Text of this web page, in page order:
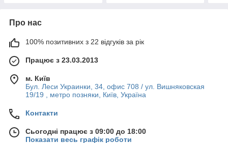
Про нас
100% позитивних з 22 відгуків за рік
Працює з 23.03.2013
м. Київ
Бул. Леси Украинки, 34, офис 708 / ул. Вишняковская
19/19 , метро позняки, Київ, Україна
Контакти
Сьогодні працює з 09:00 до 18:00
Показати весь графік роботи